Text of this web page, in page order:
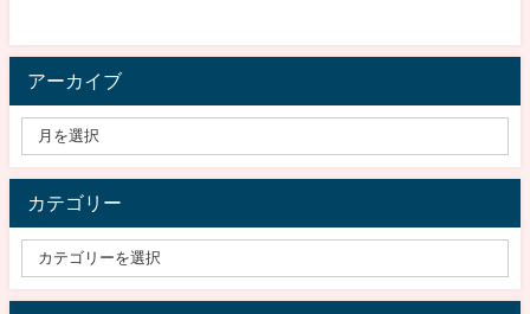
アーカイブ
カテゴリー